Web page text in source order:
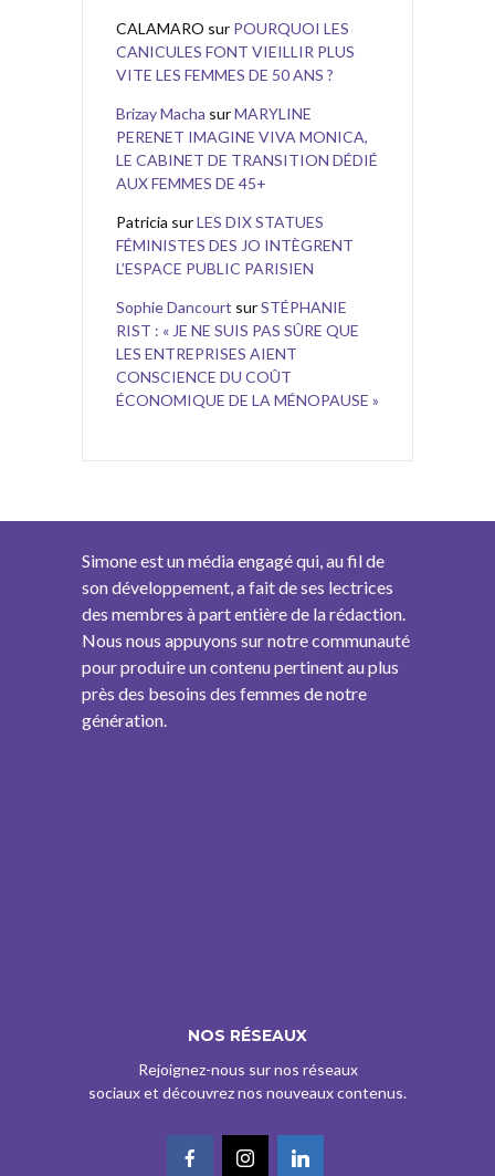
CALAMARO sur POURQUOI LES
CANICULES FONT VIEILLIR PLUS
VITE LES FEMMES DE 50 ANS ?
Brizay Macha surMARYLINE
PERENET IMAGINE VIVA MONICA,
LE CABINET DE TRANSITION DÉDIÉ
AUX FEMMES DE 45+
Patricia surLES DIX STATUES
FÉMINISTES DES JO INTÈGRENT
L’ESPACE PUBLIC PARISIEN
Sophie Dancourt surSTÉPHANIE
RIST : « JE NE SUIS PAS SÛRE QUE
LES ENTREPRISES AIENT
CONSCIENCE DU COÛT
ÉCONOMIQUE DE LA MÉNOPAUSE »
Simone est un média engagé qui, au fil de
son développement, a fait de ses lectrices
des membres à part entière de la rédaction.
Nous nous appuyons sur notre communauté
pour produire un contenu pertinent au plus
près des besoins des femmes de notre
génération.
NOS RÉSEAUX
Rejoignez-nous sur nos réseaux
sociaux et découvrez nos nouveaux contenus.